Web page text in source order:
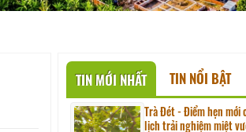
TIN MỚI NHẤT TIN NỔI BẬT
Trà Đét - Điểm hẹn mới
lịch trải nghiệm miệt